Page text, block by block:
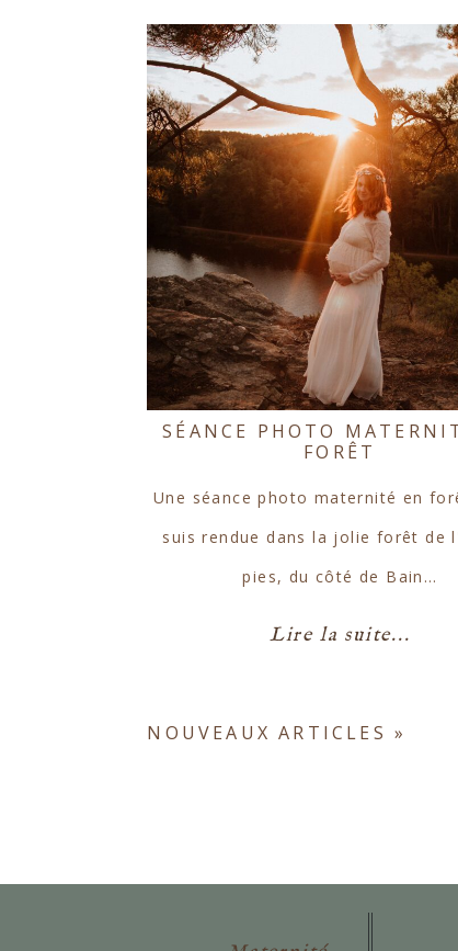
SÉANCE PHOTO
FORÊT
Une séance photo maternité en
suis rendue dans la jolie forêt de
pies, du côté de Bain…
Lire la suite...
NOUVEAUX ARTICLES »